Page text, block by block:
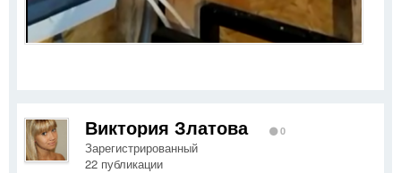
Виктория Златова 0
Зарегистрированный
22 публикации